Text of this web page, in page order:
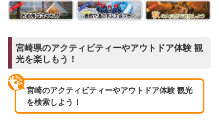
宮崎県のアクティビティーやアウトドア体験 観
光を楽しもう！
宮崎のアクティビティーやアウトドア体験 観光
を検索しよう！